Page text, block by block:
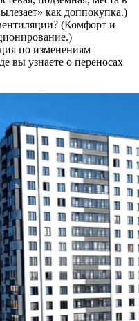
как доппокупка.)
(Комфорт и
по изменениям
вы узнаете о переносах